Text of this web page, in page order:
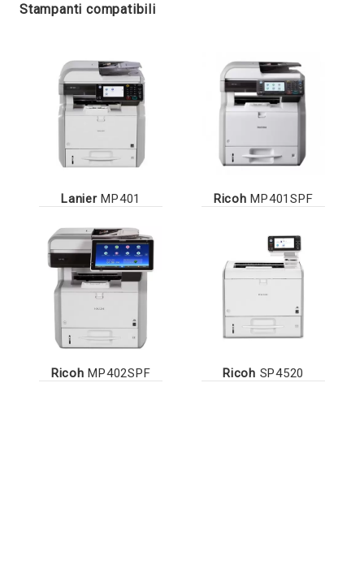
Stampanti compatibili
LanierMP401 Ricoh MP401SPF
Ricoh MP402SPF Ricoh SP4520